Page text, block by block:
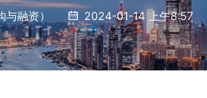
融资） 2024-01-14 上午8:57